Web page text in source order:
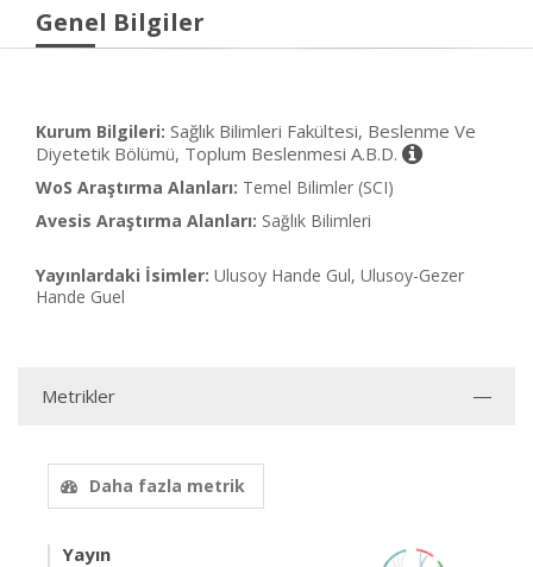
Genel Bilgiler
Kurum Bilgileri: Sağlık Bilimleri Fakültesi, Beslenme Ve
Diyetetik Bölümü, Toplum Beslenmesi A.B.D.
WoS Araştırma Alanları: Temel Bilimler (SCI)
Avesis Araştırma Alanları: Sağlık Bilimleri
Yayınlardaki İsimler: Ulusoy Hande Gul, Ulusoy-Gezer
Hande Guel
Metrikler
Daha fazla metrik
Yayın